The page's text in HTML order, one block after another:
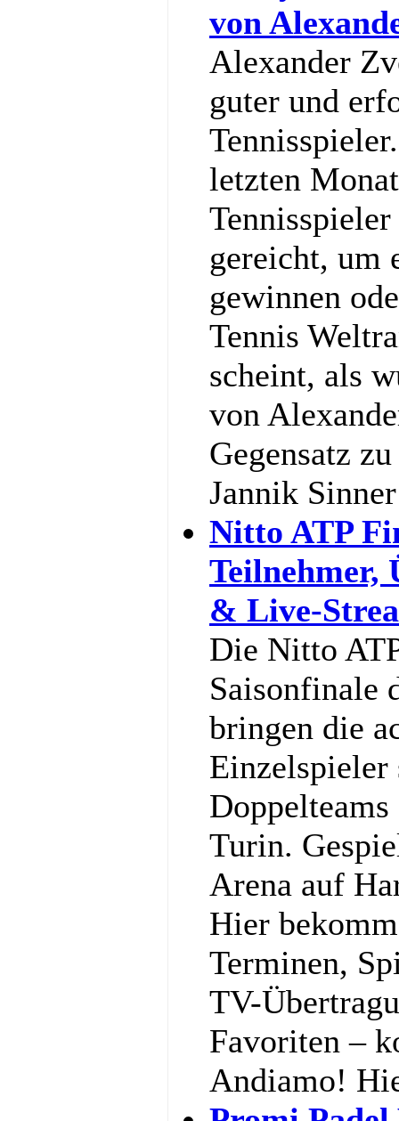
von
Alexander
guter und
letzten
gereicht, um
gewinnen
Tennis
scheint, als
von
Gegensatz
Jannik
Nitto ATP
Teilnehmer,
& Live-
Die Nitto
Saisonfinale
bringen die
Einzelspieler
Doppelteams
Turin.
Arena auf
Hier
Terminen,
TV-
Favoriten –
Andiamo!